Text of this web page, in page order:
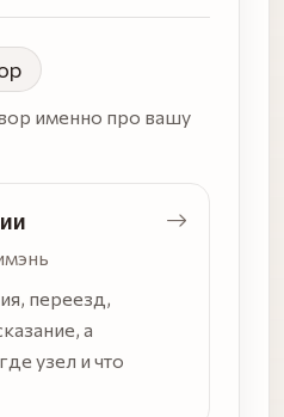
именно про вашу
переезд,
а
узел и что